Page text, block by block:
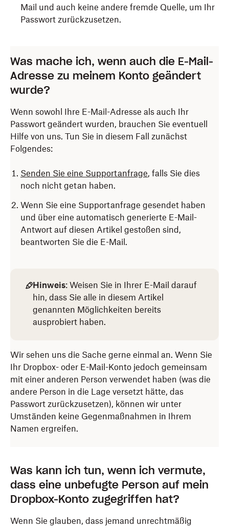
Mail und auch keine andere fremde Quelle, um Ihr
Passwort zurückzusetzen.
Was mache ich, wenn auch die E-Mail-
Adresse zu meinem Konto geändert
wurde?
Wenn sowohl Ihre E-Mail-Adresse als auch Ihr
Passwort geändert wurden, brauchen Sie eventuell
Hilfe von uns. Tun Sie in diesem Fall zunächst
Folgendes:
Senden Sie eine Supportanfrage, falls Sie dies
noch nicht getan haben.
Wenn Sie eine Supportanfrage gesendet haben
und über eine automatisch generierte E-Mail-
Antwort auf diesen Artikel gestoßen sind,
beantworten Sie die E-Mail.
Hinweis: Weisen Sie in Ihrer E-Mail darauf
hin, dass Sie alle in diesem Artikel
genannten Möglichkeiten bereits
ausprobiert haben.
Wir sehen uns die Sache gerne einmal an. Wenn Sie
Ihr Dropbox- oder E-Mail-Konto jedoch gemeinsam
mit einer anderen Person verwendet haben (was die
andere Person in die Lage versetzt hätte, das
Passwort zurückzusetzen), können wir unter
Umständen keine Gegenmaßnahmen in Ihrem
Namen ergreifen.
Was kann ich tun, wenn ich vermute,
dass eine unbefugte Person auf mein
Dropbox-Konto zugegriffen hat?
Wenn Sie glauben, dass jemand unrechtmäßig